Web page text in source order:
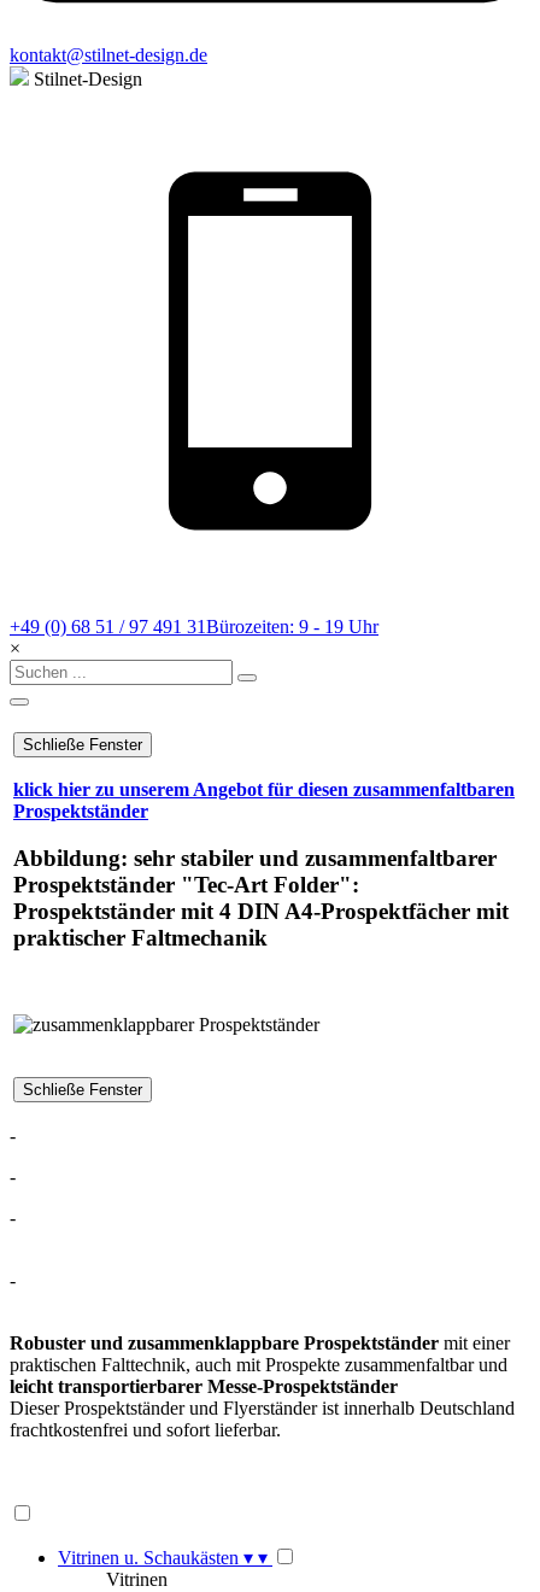
kontakt@stilnet-design.de
Stilnet-Design
+49 (0) 68 51 / 97 491 31Bürozeiten: 9 - 19 Uhr
×
klick hier zu unserem Angebot für diesen zusammenfaltbaren
Prospektständer
Abbildung: sehr stabiler und zusammenfaltbarer
Prospektständer "Tec-Art Folder":
Prospektständer mit 4 DIN A4-Prospektfächer mit
praktischer Faltmechanik
-
-
-
-
Robuster und zusammenklappbare Prospektständer mit einer
praktischen Falttechnik, auch mit Prospekte zusammenfaltbar und
leicht transportierbarer Messe-Prospektständer
Dieser Prospektständer und Flyerständer ist innerhalb Deutschland
frachtkostenfrei und sofort lieferbar.
Vitrinen u. Schaukästen ▾ ▾
Vitrinen